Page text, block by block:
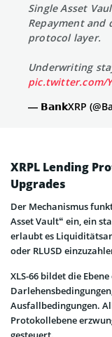
Single Asset
Repayment and
protocol layer.
Underwriting
pic.twitter.com/
— 𝗕𝗮𝗻𝗸XRP
XRPL Lending
Upgrades
Der Mechanismus
Asset Vault“ ein, ein
erlaubt es
oder RLUSD
XLS-66 bildet die
Ausfallbedingungen.
Protokollebene